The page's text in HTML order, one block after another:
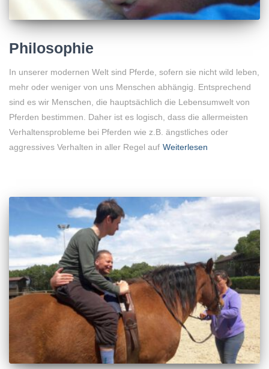
Philosophie
In unserer modernen Welt sind Pferde, sofern sie nicht wild leben,
mehr oder weniger von uns Menschen abhängig. Entsprechend
sind es wir Menschen, die hauptsächlich die Lebensumwelt von
Pferden bestimmen. Daher ist es logisch, dass die allermeisten
Verhaltensprobleme bei Pferden wie z.B. ängstliches oder
aggressives Verhalten in aller Regel auf Weiterlesen